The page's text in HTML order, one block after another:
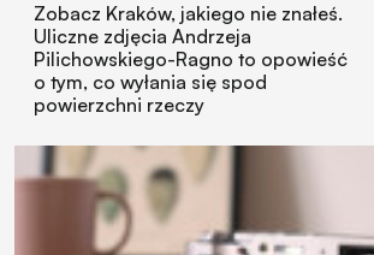
Zobacz Kraków, jakiego nie znałeś.
Uliczne zdjęcia Andrzeja
Pilichowskiego-Ragno to opowieść
o tym, co wyłania się spod
powierzchni rzeczy